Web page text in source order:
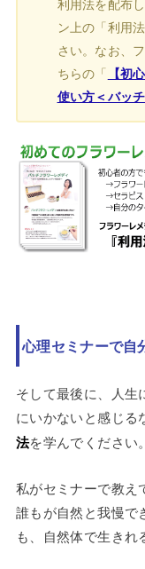
ン上の「利用
さい。なお、
ちらの「 【初
使い方＜バッ
心理セミナーで自
そして最後に、人生
にいかないと感じる
法を学んでください。
私がセミナーで教え
誰もが自然と我慢で
も、自然体で生きれ